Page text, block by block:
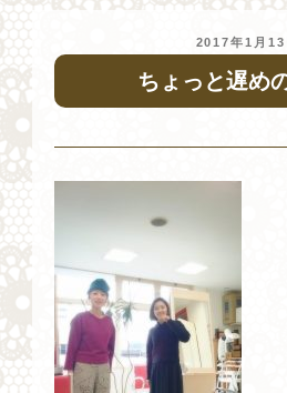
投
日:
2017年1月13
ちょっと遅め